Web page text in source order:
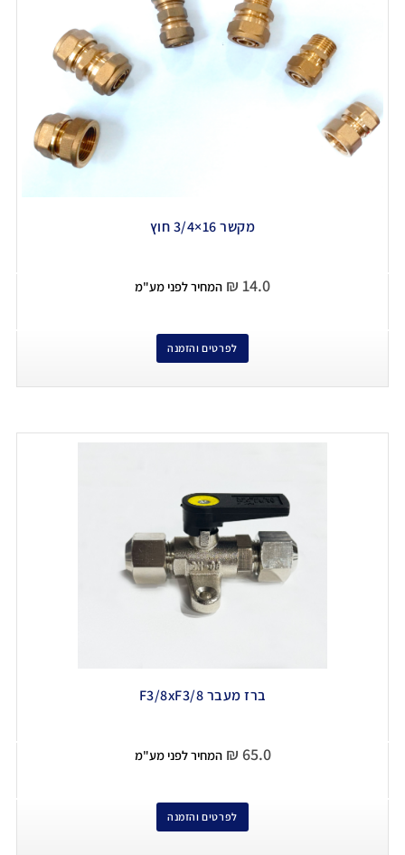
מקשר 16×3/4 חוץ
₪ 14.0 המחיר לפני מע"מ
לפרטים והזמנה
ברז מעבר F3/8xF3/8
₪ 65.0 המחיר לפני מע"מ
לפרטים והזמנה